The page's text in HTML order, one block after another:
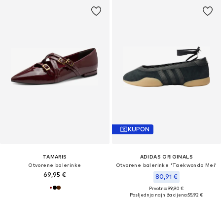
TAMARIS
Otvorene balerinke
69,95 €
KUPON
ADIDAS ORIGINALS
Otvorene balerinke 'Taekwondo Mei'
80,91 €
Prvotno: 99,90 €
Posljednja najniža cijena:55,92 €